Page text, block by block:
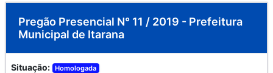
Pregão Presencial N° 11 / 2019 - Prefeitura
Municipal de Itarana
Situação: Homologada